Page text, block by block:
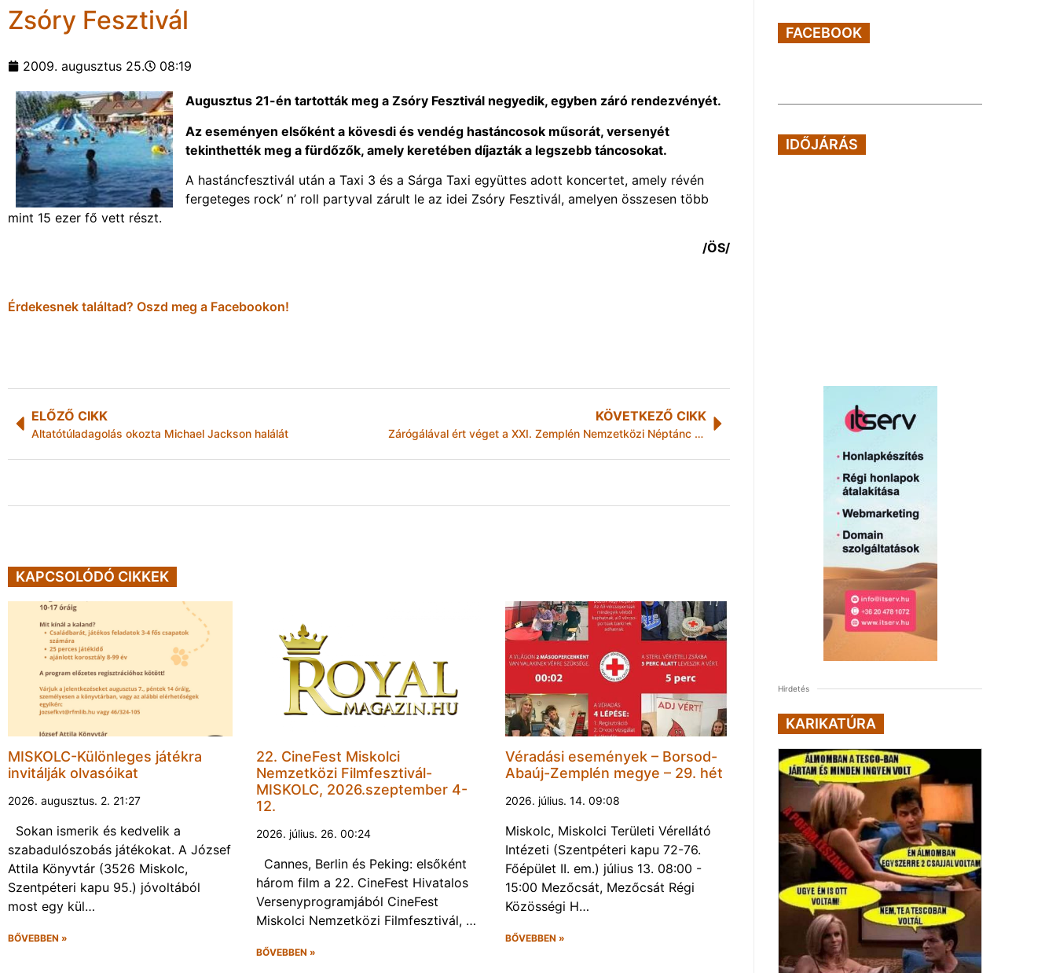
Zsóry Fesztivál
2009. augusztus 25. 08:19
Augusztus 21-én tartották meg a Zsóry Fesztivál negyedik, egyben záró rendezvényét.
Az eseményen elsőként a kövesdi és vendég hastáncosok műsorát, versenyét
tekinthették meg a fürdőzők, amely keretében díjazták a legszebb táncosokat.
A hastáncfesztivál után a Taxi 3 és a Sárga Taxi együttes adott koncertet, amely révén
fergeteges rock’ n’ roll partyval zárult le az idei Zsóry Fesztivál, amelyen összesen több
mint 15 ezer fő vett részt.
/ÖS/
Érdekesnek találtad? Oszd meg a Facebookon!
ELŐZŐ CIKK
Altatótúladagolás okozta Michael Jackson halálát
KÖVETKEZŐ CIKK
Zárógálával ért véget a XXI. Zemplén Nemzetközi Néptánc Fesztivál
KAPCSOLÓDÓ CIKKEK
MISKOLC-Különleges játékra
invitálják olvasóikat
2026. augusztus. 2. 21:27
Sokan ismerik és kedvelik a
szabadulószobás játékokat. A József
Attila Könyvtár (3526 Miskolc,
Szentpéteri kapu 95.) jóvoltából
most egy kül…
BŐVEBBEN »
22. CineFest Miskolci
Nemzetközi Filmfesztivál-
MISKOLC, 2026.szeptember 4-
12.
2026. július. 26. 00:24
Cannes, Berlin és Peking: elsőként
három film a 22. CineFest Hivatalos
Versenyprogramjából CineFest
Miskolci Nemzetközi Filmfesztivál, …
BŐVEBBEN »
Véradási események – Borsod-
Abaúj-Zemplén megye – 29. hét
2026. július. 14. 09:08
Miskolc, Miskolci Területi Vérellátó
Intézeti (Szentpéteri kapu 72-76.
Főépület II. em.) július 13. 08:00 -
15:00 Mezőcsát, Mezőcsát Régi
Közösségi H…
BŐVEBBEN »
FACEBOOK
IDŐJÁRÁS
Hirdetés
KARIKATÚRA